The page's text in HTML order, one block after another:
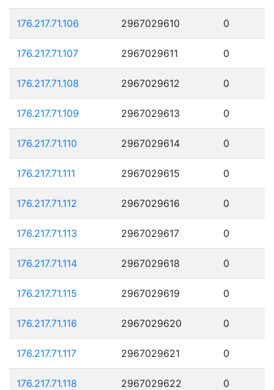
176.217.71.106 2967029610 0
176.217.71.107 2967029611 0
176.217.71.108 2967029612 0
176.217.71.109 2967029613 0
176.217.71.110 2967029614 0
176.217.71.111 2967029615 0
176.217.71.112 2967029616 0
176.217.71.113 2967029617 0
176.217.71.114 2967029618 0
176.217.71.115 2967029619 0
176.217.71.116 2967029620 0
176.217.71.117 2967029621 0
176.217.71.118 2967029622 0